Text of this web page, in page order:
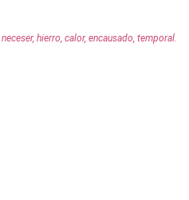
hierro, calor, encausado, temporal.